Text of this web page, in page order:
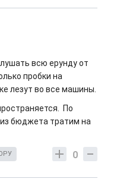
всю ерунду от
пробки на
лезут во все машины.
По
бюджета тратим на
0